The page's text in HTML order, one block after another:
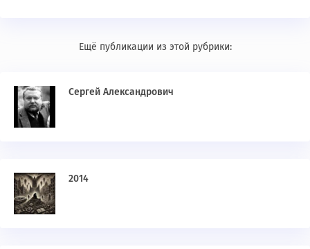
Ещё публикации из этой рубрики:
Сергей Александрович
2014